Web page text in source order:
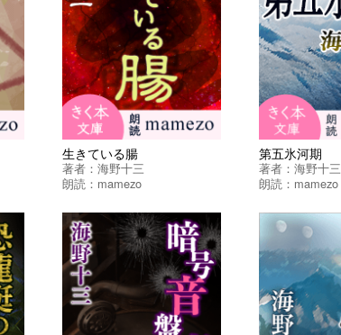
生きている腸
著者： 海野十三
朗読： mamezo
第五氷河期
著者：海野十三
朗読： mamezo